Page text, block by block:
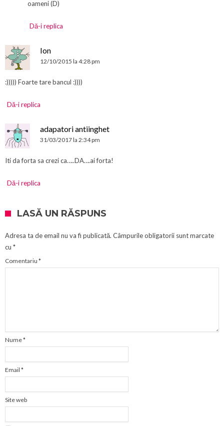
oameni (D)
Dă-i replica
Ion
12/10/2015 la 4:28 pm
:))))) Foarte tare bancul :))))
Dă-i replica
adapatori antiinghet
31/03/2017 la 2:34 pm
Iti da forta sa crezi ca…..DA….ai forta!
Dă-i replica
LASĂ UN RĂSPUNS
Adresa ta de email nu va fi publicată. Câmpurile obligatorii sunt marcate
cu *
Comentariu *
Nume*
Email *
Site web